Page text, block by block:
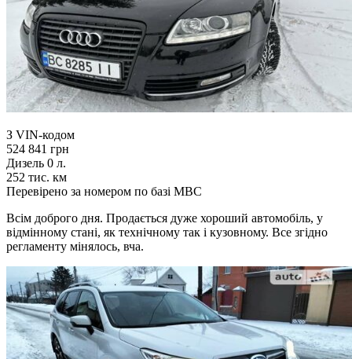
З VIN-кодом
524 841 грн
Дизель 0 л.
252 тис. км
Перевірено за номером по базі МВС
Всім доброго дня. Продається дуже хороший автомобіль, у
відмінному стані, як технічному так і кузовному. Все згідно
регламенту мінялось, вча.